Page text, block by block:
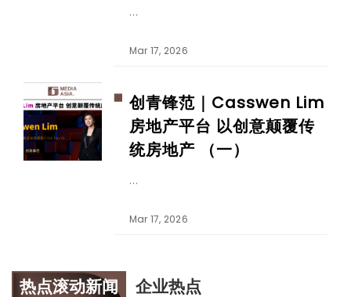
Mar 17, 2026
创青锋范｜Casswen Lim
房地产平台 以创意颠覆传
统房地产 （一）
Mar 17, 2026
热点滚动新闻 企业热点